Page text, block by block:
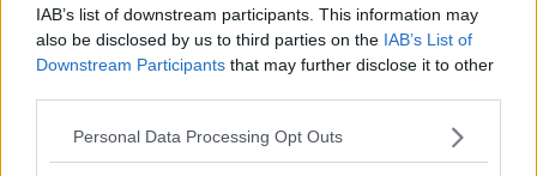
IAB’s list of downstream participants. This information may
also be disclosed by us to third parties on the IAB’s List of
Downstream Participants that may further disclose it to other
Personal Data Processing Opt Outs
DiAnaisspune:
30 iulie, 2010 la 12:54
Vacanta placuta draga Laura!